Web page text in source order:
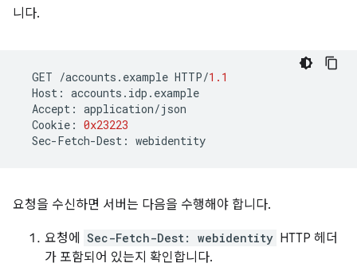
니다.
GET /accounts . example HTTP/1.1
Host : accounts . idp . example
Accept : application/json
Cookie : 0x23223
Sec-Fetch-Dest : webidentity
요청을 수신하면 서버는 다음을 수행해야 합니다.
요청에 Sec-Fetch-Dest: webidentity HTTP 헤더
가 포함되어 있는지 확인합니다.